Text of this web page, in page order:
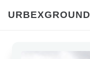
URBEXGROUND